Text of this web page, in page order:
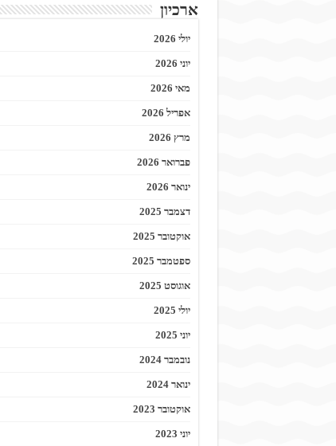
ארכיון
יולי 2026
יוני 2026
מאי 2026
אפריל 2026
מרץ 2026
פברואר 2026
ינואר 2026
דצמבר 2025
אוקטובר 2025
ספטמבר 2025
אוגוסט 2025
יולי 2025
יוני 2025
נובמבר 2024
ינואר 2024
אוקטובר 2023
יוני 2023